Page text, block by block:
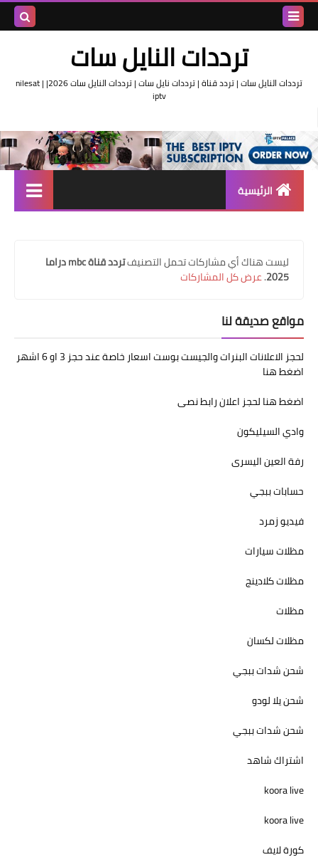
ترددات النايل سات
ترددات النايل سات | تردد قناة | ترددات نايل سات | ترددات النايل سات 2026| nilesat |
iptv
الرئيسية
اقوى ترددات النايل سات
nilesat
‏ليست هناك أي مشاركات تحمل التصنيف
تردد قناة mbc دراما
2025
.عرض كل المشاركات
مواقع صديقة لنا
لحجز الاعلانات البنرات والجيست بوست اسعار خاصة عند حجز 3 او 6 اشهر
اضغط هنا
اضغط هنا لحجز اعلان رابط نصى
وادي السيليكون
رفة العين اليسرى
حسابات ببجي
فيديو زمرد
مظلات سيارات
مظلات كلادينج
مظلات
مظلات لكسان
شحن شدات ببجي
شحن يلا لودو
شحن شدات ببجي
اشتراك شاهد
koora live
koora live
كورة لايف